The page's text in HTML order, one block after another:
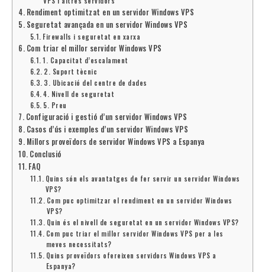
Rendiment optimitzat en un servidor Windows VPS
Seguretat avançada en un servidor Windows VPS
Firewalls i seguretat en xarxa
Com triar el millor servidor Windows VPS
1. Capacitat d’escalament
2. Suport tècnic
3. Ubicació del centre de dades
4. Nivell de seguretat
5. Preu
Configuració i gestió d’un servidor Windows VPS
Casos d’ús i exemples d’un servidor Windows VPS
Millors proveïdors de servidor Windows VPS a Espanya
Conclusió
FAQ
Quins són els avantatges de fer servir un servidor Windows
VPS?
Com puc optimitzar el rendiment en un servidor Windows
VPS?
Quin és el nivell de seguretat en un servidor Windows VPS?
Com puc triar el millor servidor Windows VPS per a les
meves necessitats?
Quins proveïdors ofereixen servidors Windows VPS a
Espanya?